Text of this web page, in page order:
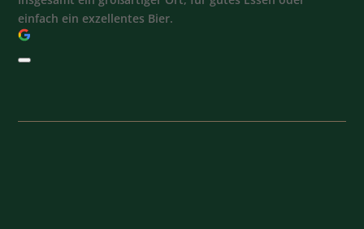
einfach ein exzellentes Bier.